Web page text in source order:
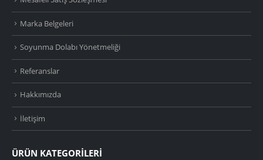
Marka Belgeleri
Soyunma Dolabı Yönetmeliği
Referanslar
Hakkımızda
İletişim
ÜRÜN KATEGORİLERİ